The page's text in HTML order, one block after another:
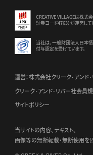
CREATIVE VILLAGEは株式
証券コード4763）が運営して
当社は、一般財団法人日本
付与認定を受けています。
運営：株式会社クリーク･アンド
クリーク･アンド･リバー社会員
サイトポリシー
当サイトの内容、テキスト、
画像等の無断転載・無断使用を固